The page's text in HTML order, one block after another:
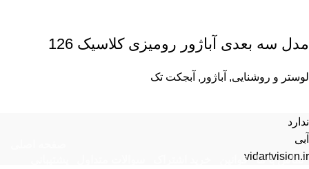
مدل سه بعدی آباژور رومیزی کلاسیک 126
لوستر و روشنایی, آباژور , آبجکت تک
ندارد
آبی
vidartvision.ir
تماس با ما
قوانین